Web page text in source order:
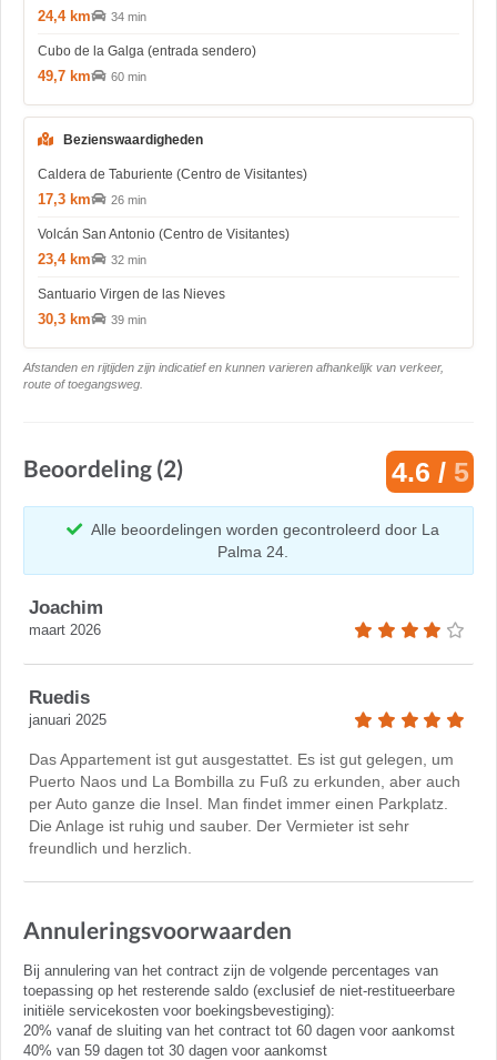
24,4 km 34 min
Cubo de la Galga (entrada sendero)
49,7 km 60 min
Bezienswaardigheden
Caldera de Taburiente (Centro de Visitantes)
17,3 km 26 min
Volcán San Antonio (Centro de Visitantes)
23,4 km 32 min
Santuario Virgen de las Nieves
30,3 km 39 min
Afstanden en rijtijden zijn indicatief en kunnen varieren afhankelijk van verkeer,
route of toegangsweg.
Beoordeling (2) 4.6 / 5
Alle beoordelingen worden gecontroleerd door La
Palma 24.
Joachim
maart 2026
Ruedis
januari 2025
Das Appartement ist gut ausgestattet. Es ist gut gelegen, um
Puerto Naos und La Bombilla zu Fuß zu erkunden, aber auch
per Auto ganze die Insel. Man findet immer einen Parkplatz.
Die Anlage ist ruhig und sauber. Der Vermieter ist sehr
freundlich und herzlich.
Annuleringsvoorwaarden
Bij annulering van het contract zijn de volgende percentages van
toepassing op het resterende saldo (exclusief de niet-restitueerbare
initiële servicekosten voor boekingsbevestiging):
20% vanaf de sluiting van het contract tot 60 dagen voor aankomst
40% van 59 dagen tot 30 dagen voor aankomst